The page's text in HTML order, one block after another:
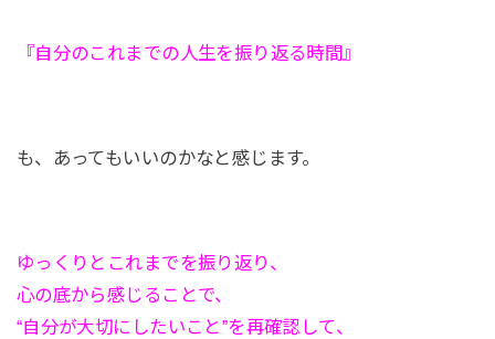
『自分のこれまでの人生を振り返る時間』
も、あってもいいのかなと感じます。
ゆっくりとこれまでを振り返り、
心の底から感じることで、
“自分が大切にしたいこと”を再確認して、